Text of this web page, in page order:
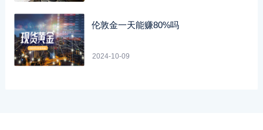
伦敦金一天能赚80%吗
2024-10-09